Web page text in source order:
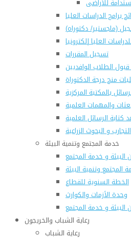
للأراضى
برامج الدراسات العليا
(ماجستير/ دكتوراه
العليا إلكترونيا
تسجيل المقررات
الطلاب الوافديين
منح درجة الدكتوراة
بالمكتبة المركزية
والمهمات العلمية
كتابة الرسائل العلمية
و البحوث الزراعية
خدمة المجتمع وتنمية البيئة
و خدمة المجتمع
وتنمية البيئة
الخطة السنوية للقطاع
وحدة الأزمات والكوارث
و خدمة المجتمع
رعاية الشباب والخريجون
رعاية الشباب